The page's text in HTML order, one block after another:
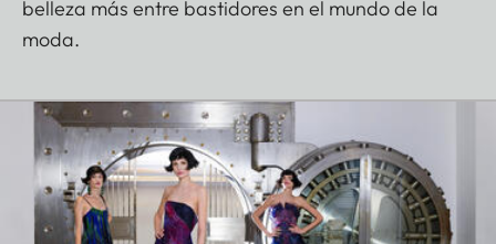
belleza más entre bastidores en el mundo de la
moda.